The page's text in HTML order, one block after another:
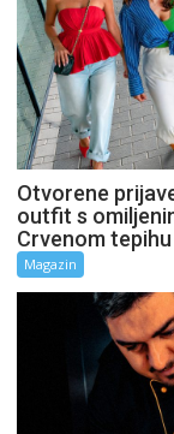
Otvorene
outfit s
Crvenom
Magazin